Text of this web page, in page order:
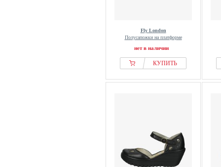
Fly London
Полусапожки на платформе
нет в наличии
КУПИТЬ